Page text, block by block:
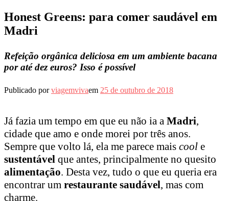
Honest Greens: para comer saudável em
Madri
Refeição orgânica deliciosa em um ambiente bacana
por até dez euros? Isso é possível
Publicado porviagemvivaem 25 de outubro de 2018
Já fazia um tempo em que eu não ia a Madri,
cidade que amo e onde morei por três anos.
Sempre que volto lá, ela me parece mais cool e
sustentável que antes, principalmente no quesito
alimentação. Desta vez, tudo o que eu queria era
encontrar um restaurante saudável, mas com
charme.